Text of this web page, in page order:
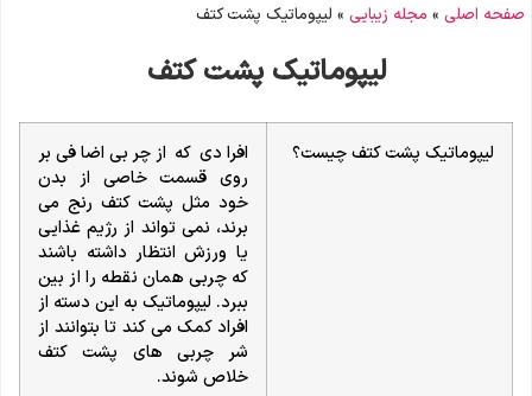
صفحه اصلی » مجله زیبایی » لیپوماتیک پشت کتف
لیپوماتیک پشت کتف
لیپوماتیک پشت کتف چیست؟
افرادی که از چربی اضافی بر
روی قسمت خاصی از بدن
خود مثل پشت کتف رنج می
برند، نمی تواند از رژیم غذایی
یا ورزش انتظار داشته باشند
که چربی همان نقطه را از بین
ببرد. لیپوماتیک به این دسته از
افراد کمک می کند تا بتوانند از
شر چربی های پشت کتف
خلاص شوند.